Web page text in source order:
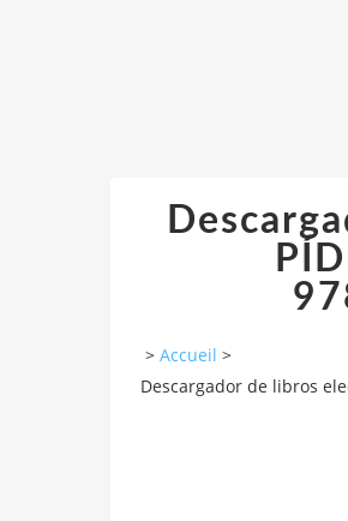
> Accueil >
Descargador de libros